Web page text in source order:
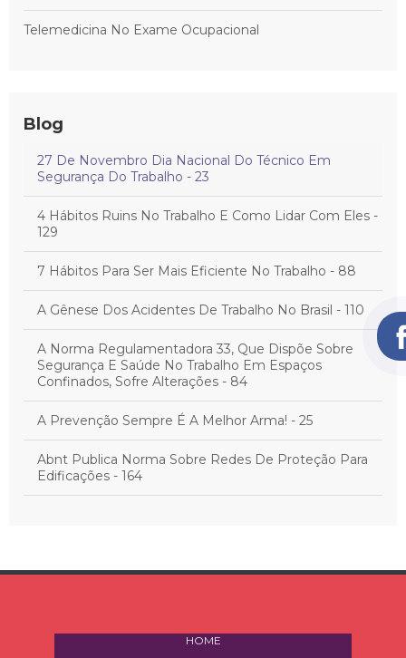
Telemedicina No Exame Ocupacional
Blog
27 De Novembro Dia Nacional Do Técnico Em
Segurança Do Trabalho - 23
4 Hábitos Ruins No Trabalho E Como Lidar Com Eles -
129
7 Hábitos Para Ser Mais Eficiente No Trabalho - 88
A Gênese Dos Acidentes De Trabalho No Brasil - 110
A Norma Regulamentadora 33, Que Dispõe Sobre
Segurança E Saúde No Trabalho Em Espaços
Confinados, Sofre Alterações - 84
A Prevenção Sempre É A Melhor Arma! - 25
Abnt Publica Norma Sobre Redes De Proteção Para
Edificações - 164
Do Trabalhador - 30
Acidentes De Trabalho Matam 38 Pessoas Por Mês
HOME